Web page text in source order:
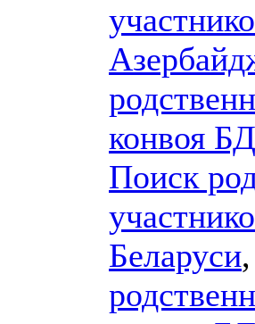
конвоя
Поиск
Беларуси,